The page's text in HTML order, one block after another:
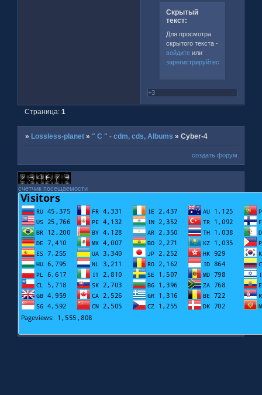
Скрытый
текст:
Для просмотра
скрытого текста -
войдитеили
зарегистрируйтесь
+3
Страница:1
» Lossless-planet » " C " - cdm, cds, Albums »Cyber-4
создать форум
счетчик посещаемости